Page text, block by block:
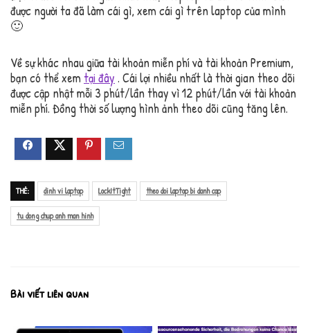
được người ta đã làm cái gì, xem cái gì trên laptop của mình
🙂
Về sự khác nhau giữa tài khoản miễn phí và tài khoản Premium,
bạn có thể xem tại đây . Cái lợi nhiều nhất là thời gian theo dõi
được cập nhật mỗi 3 phút/lần thay vì 12 phút/lần với tài khoản
miễn phí. Đồng thời số lượng hình ảnh theo dõi cũng tăng lên.
THẺ: dinh vi laptop LockItTight theo doi laptop bi danh cap
tu dong chup anh man hinh
Bài viết liên quan